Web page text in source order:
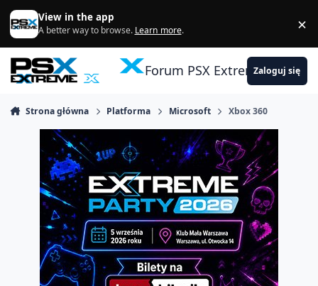
Skocz do zawartości
View in the app
A better way to browse. Learn more. ×
Forum PSX ExtremeZaloguj się
Strona główna Platforma Microsoft Xbox 360